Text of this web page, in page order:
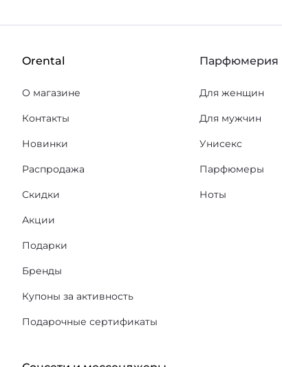
Orental
О магазине
Контакты
Новинки
Распродажа
Скидки
Акции
Подарки
Бренды
Купоны за активность
Подарочные сертификаты
Парфюмерия
Для женщин
Для мужчин
Унисекс
Парфюмеры
Ноты